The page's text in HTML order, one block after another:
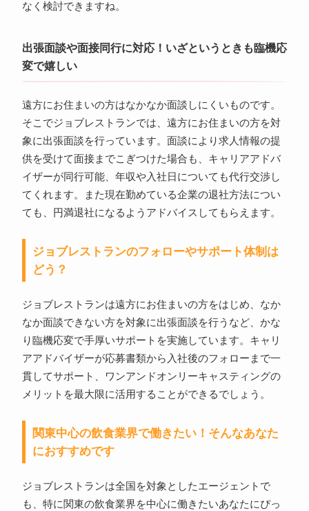
なく検討できますね。
出張面談や面接同行に対応！いざというときも臨機応
変で嬉しい
遠方にお住まいの方はなかなか面談しにくいものです。
そこでジョブレストランでは、遠方にお住まいの方を対
象に出張面談を行っています。面談により求人情報の提
供を受けて面接までこぎつけた場合も、キャリアアドバ
イザーが同行可能、年収や入社日についても代行交渉し
てくれます。また現在勤めている企業の退社方法につい
ても、円満退社になるようアドバイスしてもらえます。
ジョブレストランのフォローやサポート体制は
どう？
ジョブレストランは遠方にお住まいの方をはじめ、なか
なか面談できない方を対象に出張面談を行うなど、かな
り臨機応変で手厚いサポートを実施しています。キャリ
アアドバイザーが応募書類から入社後のフォローまで一
貫してサポート、ワンアンドオンリーキャスティングの
メリットを最大限に活用することができるでしょう。
関東中心の飲食業界で働きたい！そんなあなた
におすすめです
ジョブレストランは全国を対象としたエージェントで
も、特に関東の飲食業界を中心に働きたいあなたにぴっ